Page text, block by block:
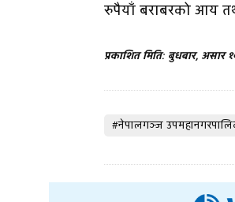
रुपैयाँ बराबरको आय
प्रकाशित मिति: बुधबार, असार
#नेपालगञ्ज